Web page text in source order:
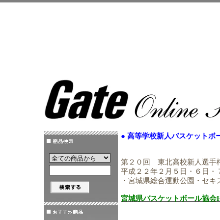
● 高等学校新人バスケット
第２０回 東北高校新人選手
平成２２年２月５日・６日・
・宮城県総合運動公園・セ
宮城県バスケットボール協会